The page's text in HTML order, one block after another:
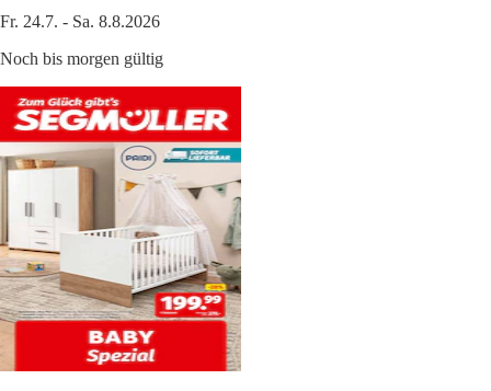
Fr. 24.7. - Sa. 8.8.2026
Noch bis morgen gültig